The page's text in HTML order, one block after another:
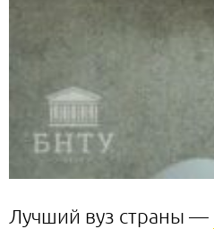
Лучший вуз страны —